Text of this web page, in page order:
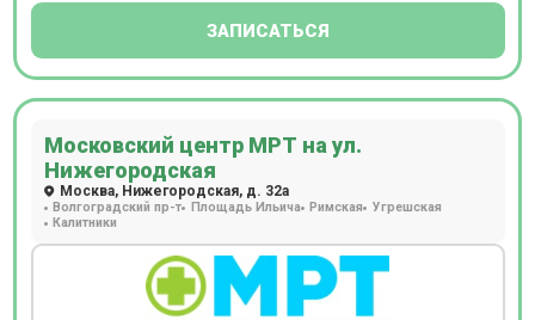
ЗАПИСАТЬСЯ
Московский центр МРТ на ул.
Нижегородская
Москва, Нижегородская, д. 32а
Волгоградский пр-т Площадь Ильича Римская Угрешская
Калитники